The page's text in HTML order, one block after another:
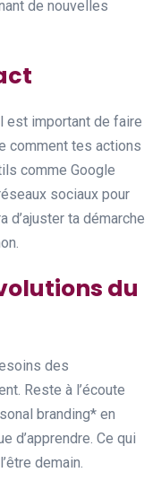
de nouvelles
est important de faire
comment tes actions
comme Google
sociaux pour
d’ajuster ta démarche
du
des
Reste à l’écoute
branding* en
d’apprendre. Ce qui
demain.